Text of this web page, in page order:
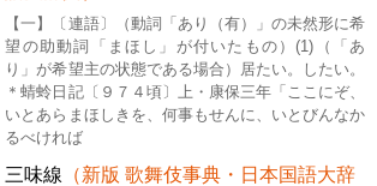
【一】〔連語〕（動詞「あり（有）」の未然形に希
望の助動詞「まほし」が付いたもの）(1)（「あ
り」が希望主の状態である場合）居たい。したい。
＊蜻蛉日記〔９７４頃〕上・康保三年「ここにぞ、
いとあらまほしきを、何事もせんに、いとびんなか
るべければ
三味線 （新版 歌舞伎事典・日本国語大辞